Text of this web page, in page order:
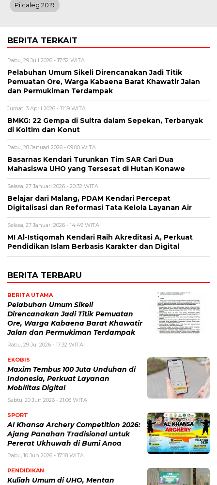
Pilcaleg 2019
BERITA TERKAIT
Rabu, 29 Juli 2026 - 17:32 WITA
Pelabuhan Umum Sikeli Direncanakan Jadi Titik
Pemuatan Ore, Warga Kabaena Barat Khawatir Jalan
dan Permukiman Terdampak
Jumat, 3 April 2026 - 11:19 WITA
BMKG: 22 Gempa di Sultra dalam Sepekan, Terbanyak
di Koltim dan Konut
Rabu, 28 Januari 2026 - 09:00 WITA
Basarnas Kendari Turunkan Tim SAR Cari Dua
Mahasiswa UHO yang Tersesat di Hutan Konawe
Selasa, 27 Januari 2026 - 20:32 WITA
Belajar dari Malang, PDAM Kendari Percepat
Digitalisasi dan Reformasi Tata Kelola Layanan Air
Selasa, 27 Januari 2026 - 14:49 WITA
MI Al-Istiqomah Kendari Raih Akreditasi A, Perkuat
Pendidikan Islam Berbasis Karakter dan Digital
BERITA TERBARU
BERITA UTAMA
Pelabuhan Umum Sikeli
Direncanakan Jadi Titik Pemuatan
Ore, Warga Kabaena Barat Khawatir
Jalan dan Permukiman Terdampak
Rabu, 29 Jul 2026 - 17:32 WITA
EKOBIS
Maxim Tembus 100 Juta Unduhan di
Indonesia, Perkuat Layanan
Mobilitas Digital
Sabtu, 20 Jun 2026 - 21:06 WITA
SPORT
Al Khansa Archery Competition 2026:
Ajang Panahan Tradisional untuk
Pererat Ukhuwah di Bumi Anoa
Rabu, 10 Jun 2026 - 17:18 WITA
PENDIDIKAN
Kuliah Umum di UHO, Mentan